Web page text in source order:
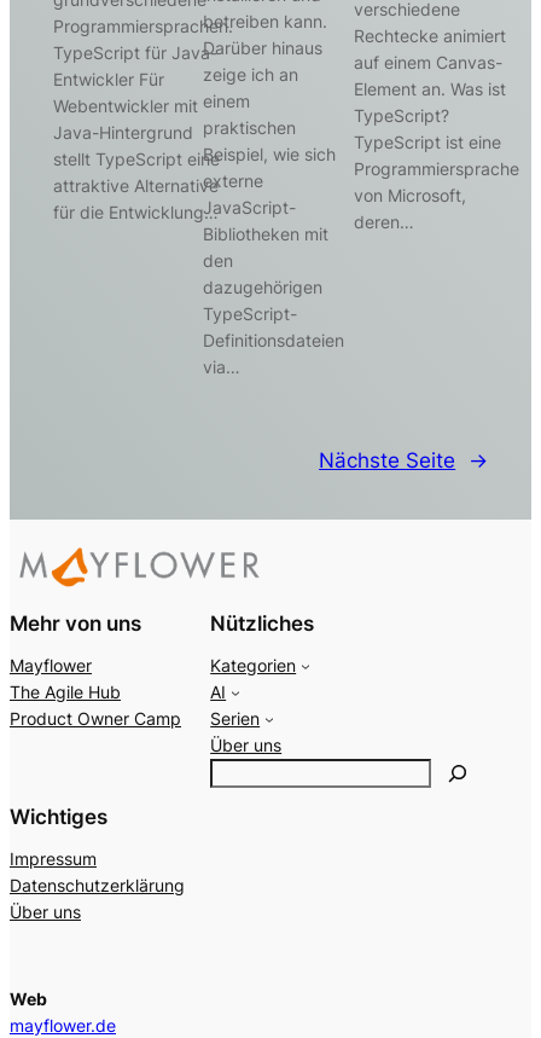
Programmiersprachen.
TypeScript für Java-
Entwickler Für
Webentwickler mit
Java-Hintergrund
stellt TypeScript eine
attraktive Alternative
für die Entwicklung…
betreiben kann.
Darüber hinaus
zeige ich an
einem
praktischen
Beispiel, wie sich
externe
JavaScript-
Bibliotheken mit
den
dazugehörigen
TypeScript-
Definitionsdateien
via…
verschiedene
Rechtecke animiert
auf einem Canvas-
Element an. Was ist
TypeScript?
TypeScript ist eine
Programmiersprache
von Microsoft,
deren…
Nächste Seite →
Mehr von uns
Mayflower
The Agile Hub
Product Owner Camp
Nützliches
Kategorien
AI
Serien
Über uns
Wichtiges
Impressum
Datenschutzerklärung
Über uns
Web
mayflower.de